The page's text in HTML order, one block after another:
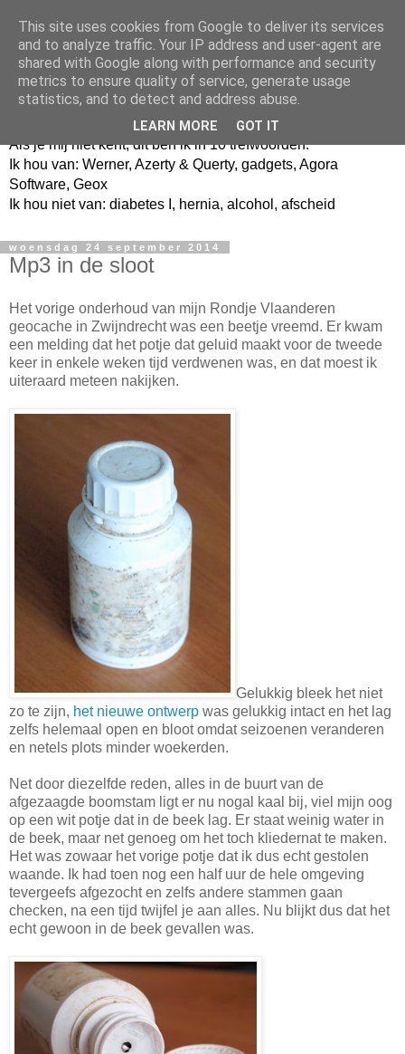
Jangeox' blog
Als je mij niet kent, dit ben ik in 10 trefwoorden.
Ik hou van: Werner, Azerty & Querty, gadgets, Agora
Software, Geox
Ik hou niet van: diabetes I, hernia, alcohol, afscheid
woensdag 24 september 2014
Mp3 in de sloot
Het vorige onderhoud van mijn Rondje Vlaanderen
geocache in Zwijndrecht was een beetje vreemd. Er kwam
een melding dat het potje dat geluid maakt voor de tweede
keer in enkele weken tijd verdwenen was, en dat moest ik
uiteraard meteen nakijken.
Gelukkig bleek het niet
zo te zijn, het nieuwe ontwerp was gelukkig intact en het lag
zelfs helemaal open en bloot omdat seizoenen veranderen
en netels plots minder woekerden.
Net door diezelfde reden, alles in de buurt van de
afgezaagde boomstam ligt er nu nogal kaal bij, viel mijn oog
op een wit potje dat in de beek lag. Er staat weinig water in
de beek, maar net genoeg om het toch kliedernat te maken.
Het was zowaar het vorige potje dat ik dus echt gestolen
waande. Ik had toen nog een half uur de hele omgeving
tevergeefs afgezocht en zelfs andere stammen gaan
checken, na een tijd twijfel je aan alles. Nu blijkt dus dat het
echt gewoon in de beek gevallen was.
This site uses cookies from Google to deliver its services
and to analyze traffic. Your IP address and user-agent are
shared with Google along with performance and security
metrics to ensure quality of service, generate usage
statistics, and to detect and address abuse.
LEARN MORE GOT IT